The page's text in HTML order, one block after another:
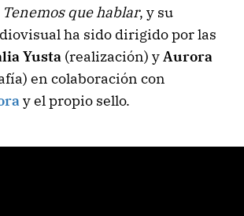
Tenemos que hablar, y su
ha sido dirigido por las
Yusta (realización) y Aurora
en colaboración con
y el propio sello.